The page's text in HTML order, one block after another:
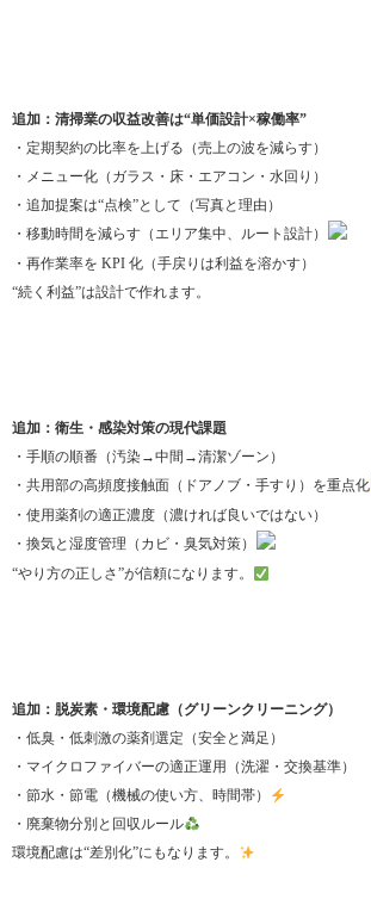
追加：清掃業の収益改善は“単価設計×稼働率”
・定期契約の比率を上げる（売上の波を減らす）
・メニュー化（ガラス・床・エアコン・水回り）
・追加提案は“点検”として（写真と理由）
・移動時間を減らす（エリア集中、ルート設計）
・再作業率を KPI 化（手戻りは利益を溶かす）
“続く利益”は設計で作れます。
追加：衛生・感染対策の現代課題
・手順の順番（汚染→中間→清潔ゾーン）
・共用部の高頻度接触面（ドアノブ・手すり）を重点化
・使用薬剤の適正濃度（濃ければ良いではない）
・換気と湿度管理（カビ・臭気対策）
“やり方の正しさ”が信頼になります。
追加：脱炭素・環境配慮（グリーンクリーニング）
・低臭・低刺激の薬剤選定（安全と満足）
・マイクロファイバーの適正運用（洗濯・交換基準）
・節水・節電（機械の使い方、時間帯）
・廃棄物分別と回収ルール
環境配慮は“差別化”にもなります。